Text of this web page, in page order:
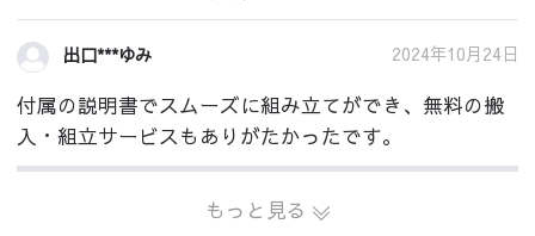
出口***ゆみ 2024年10月24日
付属の説明書でスムーズに組み立てができ、無料の搬
入・組立サービスもありがたかったです。
もっと見る